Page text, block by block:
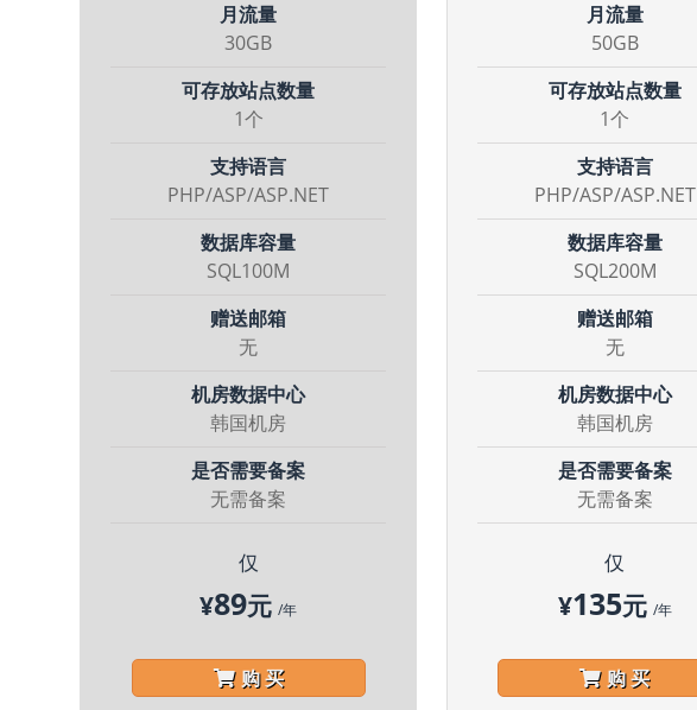
月流量
30GB
可存放站点数量
1个
支持语言
PHP/ASP/ASP.NET
数据库容量
SQL100M
赠送邮箱
无
机房数据中心
韩国机房
是否需要备案
无需备案
仅
¥89元 /年
购 买
月流量
50GB
可存放站点数量
1个
支持语言
PHP/ASP/ASP.NET
数据库容量
SQL200M
赠送邮箱
无
机房数据中心
韩国机房
是否需要备案
无需备案
仅
¥135元 /年
购 买